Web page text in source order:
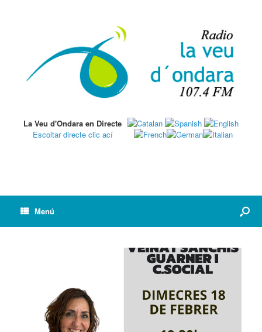
La Veu d'Ondara en Directe
Escoltar directe clic ací
Menú